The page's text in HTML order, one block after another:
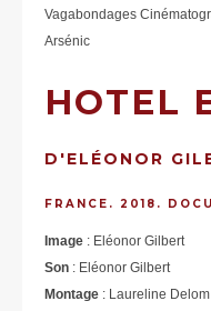
Vagabondages
Arsénic
HOTEL
D'ELÉONOR
FRANCE. 2018.
Image : Eléonor Gilbert
Son : Eléonor Gilbert
Montage : Laureline Delom